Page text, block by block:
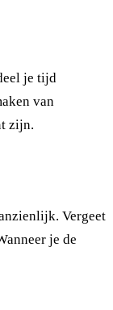
je tijd
van
zijn.
Vergeet
je de